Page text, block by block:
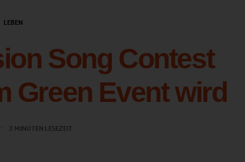
LEBEN
Song Contest
Green Event wird
3 MINUTEN LESEZEIT